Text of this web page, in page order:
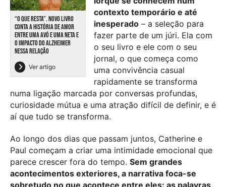
“O QUE RESTA”. NOVO LIVRO
CONTA A HISTÓRIA DE AMOR
ENTRE UMA AVÓ E UMA NETA E
O IMPACTO DO ALZHEIMER
NESSA RELAÇÃO
Ver artigo
contexto temporário e até
inesperado – a seleção para
fazer parte de um júri. Ela com
o seu livro e ele com o seu
jornal, o que começa como
uma convivência casual
rapidamente se transforma
numa ligação marcada por conversas profundas,
curiosidade mútua e uma atração difícil de definir, e é
aí que tudo se transforma.
Ao longo dos dias que passam juntos, Catherine e
Paul começam a criar uma intimidade emocional que
parece crescer fora do tempo. Sem grandes
acontecimentos exteriores, a narrativa foca-se
sobretudo no que acontece entre eles: as palavras,